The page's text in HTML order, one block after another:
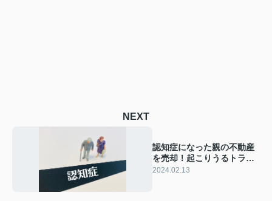
NEXT
認知症になった親の不動産
を売却！起こりうるトラブ
ルや成年後見制度を解説
2024.02.13